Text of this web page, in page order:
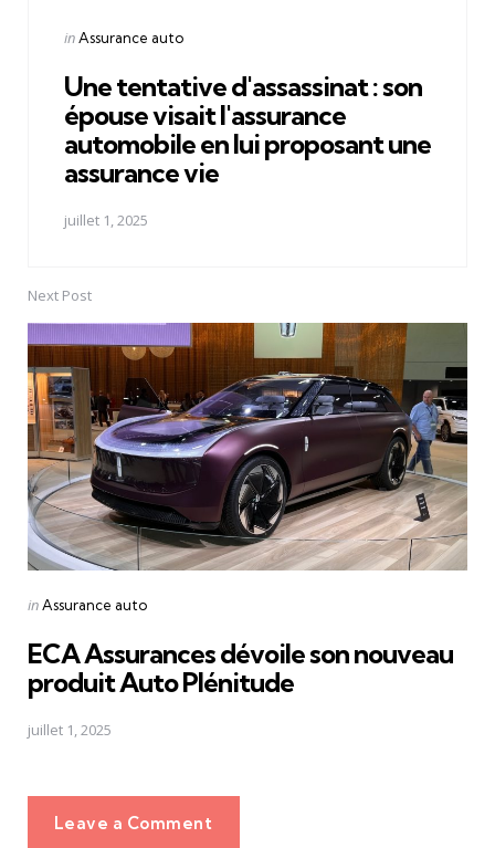
Posted
inAssurance auto
Une tentative d'assassinat : son
épouse visait l'assurance
automobile en lui proposant une
assurance vie
juillet 1, 2025
Next Post
Posted
inAssurance auto
ECA Assurances dévoile son nouveau
produit Auto Plénitude
juillet 1, 2025
Leave a Comment